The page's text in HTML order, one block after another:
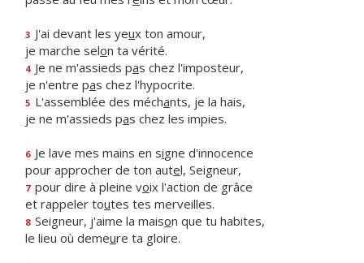
3 J'ai devant les yeux ton amour,
je marche selon ta vérité.
4 Je ne m'assieds pas chez l'imposteur,
je n'entre pas chez l'hypocrite.
5 L'assemblée des méchants, je la hais,
je ne m'assieds pas chez les impies.
6 Je lave mes mains en signe d'innocence
pour approcher de ton autel, Seigneur,
7 pour dire à pleine voix l'action de grâce
et rappeler toutes tes merveilles.
8 Seigneur, j'aime la maison que tu habites,
le lieu où demeure ta gloire.